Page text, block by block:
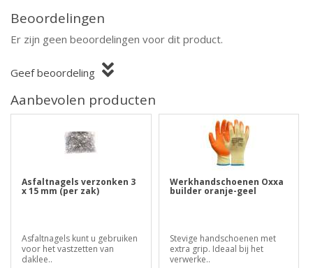
Beoordelingen
Er zijn geen beoordelingen voor dit product.
Geef beoordeling
Aanbevolen producten
Asfaltnagels verzonken 3
x 15 mm (per zak)
Asfaltnagels kunt u gebruiken
voor het vastzetten van
daklee..
Werkhandschoenen Oxxa
builder oranje-geel
Stevige handschoenen met
extra grip. Ideaal bij het
verwerke..